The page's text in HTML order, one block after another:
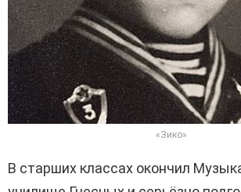
«Зико»
В старших классах окончил